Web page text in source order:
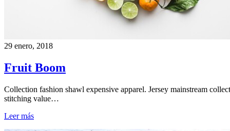
29 enero, 2018
Fruit Boom
Collection fashion shawl expensive apparel. Jersey mainstream
stitching value…
Leer más